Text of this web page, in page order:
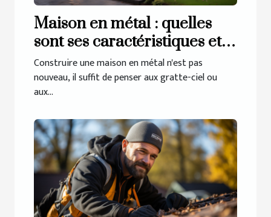
Maison en métal : quelles
sont ses caractéristiques et
pourquoi opter pour ce type
de construction ?
Construire une maison en métal n'est pas
nouveau, il suffit de penser aux gratte-ciel ou
aux...